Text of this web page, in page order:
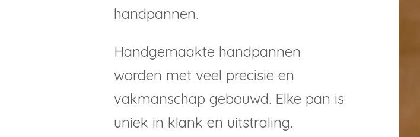
handpannen.
Handgemaakte handpannen
worden met veel precisie en
vakmanschap gebouwd. Elke pan is
uniek in klank en uitstraling.